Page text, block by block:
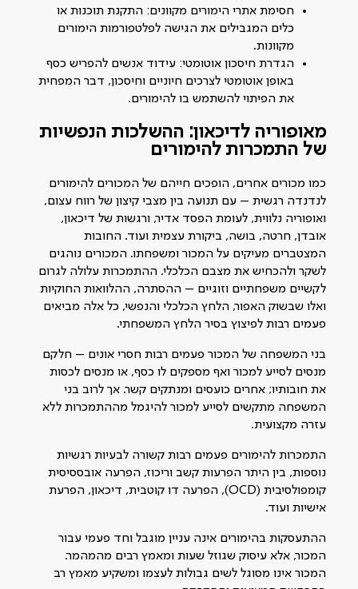
חסימת אתרי הימורים מקוונים: התקנת תוכנות או
כלים המגבילים את הגישה לפלטפורמות הימורים
מקוונות.
הגדרת חיסכון אוטומטי: עידוד אנשים להפריש כסף
באופן אוטומטי לצרכים חיוניים וחיסכון, דבר המפחית
את הפיתוי להשתמש בו להימורים.
מאופוריה לדיכאון: ההשלכות הנפשיות
של התמכרות להימורים
כמו מכורים אחרים, הופכים חייהם של המכורים להימורים
לנדנדה רגשית – עם תנועה בין מצבי קיצון של רווח עצום,
ואופוריה נלווית, לעומת הפסד אדיר, ורגשות של דיכאון,
אובדן, חרטה, בושה, ביקורת עצמית ועוד. החובות
המצטברים מעיקים על המכור ומשפחתו. המכורים נוהגים
לשקר ולהכחיש את מצבם הכלכלי. ההתמכרות עלולה לגרום
לקשיים משפחתיים וזוגיים – ההסתרה, ההלוואות החוקיות
ואלו שבשוק האפור, הלחץ הכלכלי והנפשי, כל אלה מביאים
פעמים רבות לפיצוץ בסיר הלחץ המשפחתי.
בני המשפחה של המכור פעמים רבות חסרי אונים – חלקם
מנסים לסייע למכור ואף מספקים לו כסף, או מנסים לכסות
את חובותיו; אחרים כועסים ומנתקים קשר. אך לרוב בני
המשפחה מתקשים לסייע למכור להיגמל מההתמכרות ללא
עזרה מקצועית.
התמכרות להימורים פעמים רבות קשורה לבעיות רגשיות
נוספות, בין היתר הפרעות קשב וריכוז, הפרעה אובססיסית
קומפולסיבית (OCD), הפרעה דו קוטבית, דיכאון, הפרעת
אישיות ועוד.
ההתעסקות בהימורים אינה עניין מוגבל וחד פעמי עבור
המכור, אלא עיסוק שגוזל שעות ומאמץ רבים מהמהמר.
המכור אינו מסוגל לשים גבולות לעצמו ומשקיע מאמץ רב